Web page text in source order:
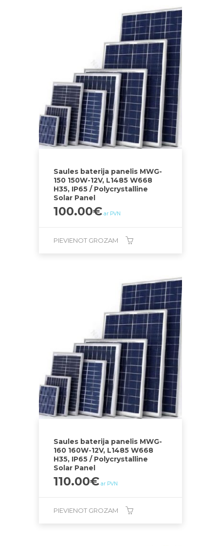
Saules baterija panelis MWG-
150 150W-12V, L1485 W668
H35, IP65 / Polycrystalline
Solar Panel
100.00€ ar PVN
PIEVIENOT GROZAM
Saules baterija panelis MWG-
160 160W-12V, L1485 W668
H35, IP65 / Polycrystalline
Solar Panel
110.00€ ar PVN
PIEVIENOT GROZAM